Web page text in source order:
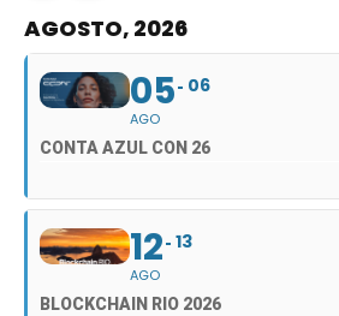
AGOSTO, 2026
05
AGO
06
CONTA AZUL CON 26
12
AGO
13
BLOCKCHAIN RIO 2026